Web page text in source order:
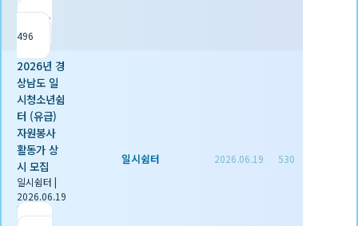
조회
496
2026년 경
상남도 일
시청소년쉼
터 (유급)
자원봉사
활동가 상
시 모집
일시쉼터 |
2026.06.19
|
일시쉼터 2026.06.19 530